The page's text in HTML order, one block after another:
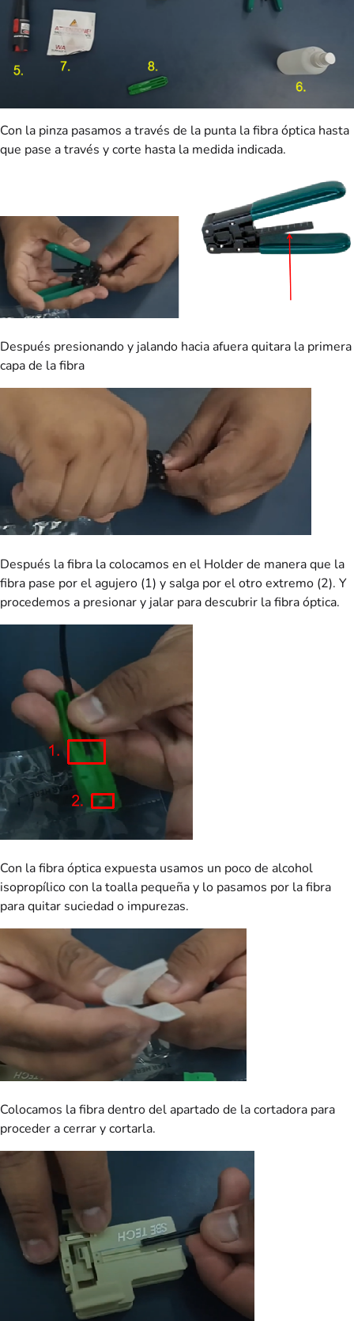
Con la pinza pasamos a través de la punta la fibra óptica hasta
que pase a través y corte hasta la medida indicada.
Después presionando y jalando hacia afuera quitara la primera
capa de la fibra
Después la fibra la colocamos en el Holder de manera que la
fibra pase por el agujero (1) y salga por el otro extremo (2). Y
procedemos a presionar y jalar para descubrir la fibra óptica.
Con la fibra óptica expuesta usamos un poco de alcohol
isopropílico con la toalla pequeña y lo pasamos por la fibra
para quitar suciedad o impurezas.
Colocamos la fibra dentro del apartado de la cortadora para
proceder a cerrar y cortarla.